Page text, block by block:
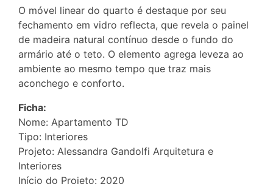
O móvel linear do quarto é destaque por seu
fechamento em vidro reflecta, que revela o painel
de madeira natural contínuo desde o fundo do
armário até o teto. O elemento agrega leveza ao
ambiente ao mesmo tempo que traz mais
aconchego e conforto.
Ficha:
Nome: Apartamento TD
Tipo: Interiores
Projeto: Alessandra Gandolfi Arquitetura e
Interiores
Início do Projeto: 2020